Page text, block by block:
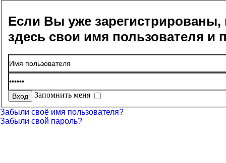
Если Вы уже зарегистрированы,
здесь свои имя пользователя и
Запомнить меня
Забыли своё имя пользователя?
Забыли свой пароль?